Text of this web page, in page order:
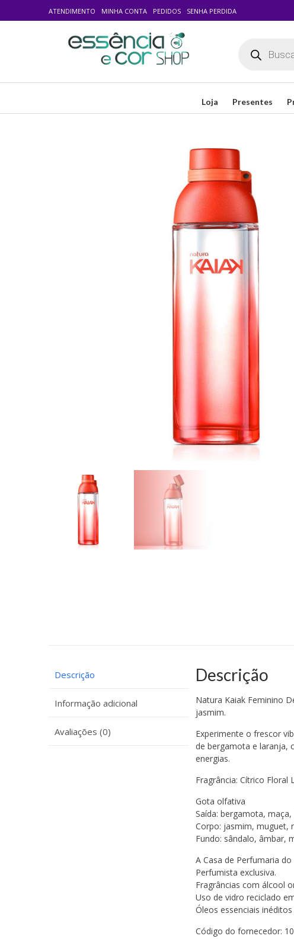
ATENDIMENTO MINHA CONTA PEDIDOS SENHA PERDIDA
produtos
Loja Presentes
Descrição
Informação adicional
Avaliações (0)
Descrição
Natura Kaiak Feminino
jasmim.
Experimente o frescor
de bergamota e laranja,
energias.
Fragrância: Cítrico Floral
Gota olfativa
Saída: bergamota, maça,
Corpo: jasmim, muguet,
Fundo: sândalo, âmbar,
A Casa de Perfumaria
Perfumista exclusiva.
Fragrâncias com álcool
Uso de vidro reciclado
Óleos essenciais
Código do fornecedor: